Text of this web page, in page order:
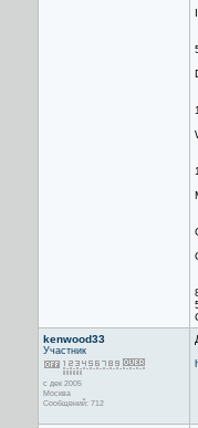
kenwood33
Участник
с дек 2005
Москва
Сообщений: 712